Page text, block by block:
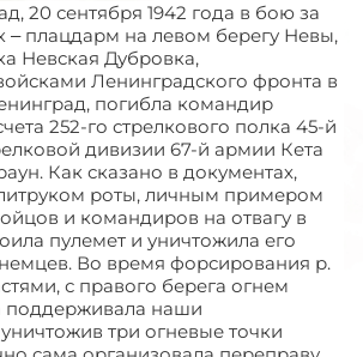
20 сентября 1942 года в бою за
– плацдарм на левом берегу Невы,
Невская Дубровка,
Ленинградского фронта в
погибла командир
252-го стрелкового полка 45-й
дивизии 67-й армии Кета
Как сказано в документах,
роты, личным примером
и командиров на отвагу в
пулемет и уничтожила его
Во время форсирования р.
с правого берега огнем
поддерживала наши
три огневые точки